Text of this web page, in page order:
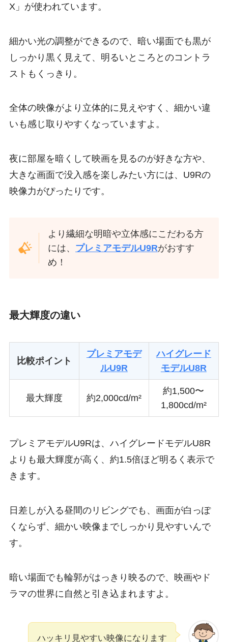
X」が使われています。
細かい光の調整ができるので、暗い場面でも黒が
しっかり黒く見えて、明るいところとのコントラ
ストもくっきり。
全体の映像がより立体的に見えやすく、細かい違
いも感じ取りやすくなっていますよ。
夜に部屋を暗くして映画を見るのが好きな方や、
大きな画面で没入感を楽しみたい方には、U9Rの
映像力がぴったりです。
より繊細な明暗や立体感にこだわる方
には、 プレミアモデルU9Rがおすす
め！
最大輝度の違い
比較ポイント
プレミアモデ
ルU9R
ハイグレード
モデルU8R
最大輝度 約2,000cd/m²
約1,500〜
1,800cd/m²
プレミアモデルU9Rは、ハイグレードモデルU8R
よりも最大輝度が高く、約1.5倍ほど明るく表示で
きます。
日差しが入る昼間のリビングでも、画面が白っぽ
くならず、細かい映像までしっかり見やすいんで
す。
暗い場面でも輪郭がはっきり映るので、映画やド
ラマの世界に自然と引き込まれますよ。
ハッキリ見やすい映像になります